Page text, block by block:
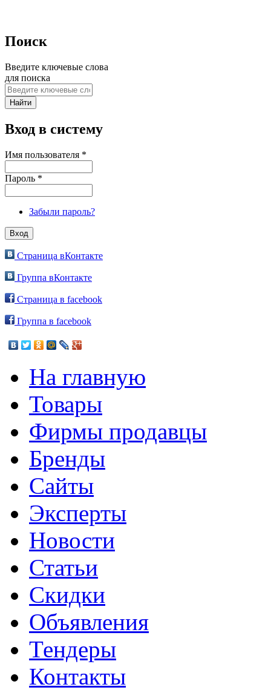
Поиск
Введите ключевые слова
для поиска
Вход в систему
Имя пользователя *
Пароль *
Забыли пароль?
Страница вКонтакте
Группа вКонтакте
Страница в facebook
Группа в facebook
На главную
Товары
Фирмы продавцы
Бренды
Сайты
Эксперты
Новости
Статьи
Скидки
Объявления
Тендеры
Контакты